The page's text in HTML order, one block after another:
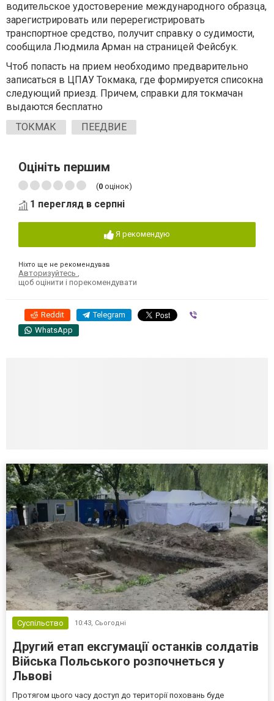
водительское удостоверение международного образца,
зарегистрировать или перерегистрировать
транспортное средство, получит справку о судимости,
сообщила Людмила Арман на страницей Фейсбук.
Чтоб попасть на прием необходимо предварительно
записаться в ЦПАУ Токмака, где формируется списокна
следующий приезд. Причем, справки для токмачан
выдаются бесплатно
ТОКМАК
ПЕЕДВИЕ
Оцініть першим
(0 оцінок)
1 перегляд в серпні
Я рекомендую
Ніхто ще не рекомендував
Авторизуйтесь
щоб оцінити і порекомендувати
Reddit Telegram
WhatsApp
Суспільство 10:43, Сьогодні
Другий етап ексгумації останків солдатів
Війська Польського розпочнеться у
Львові
Протягом цього часу доступ до території поховань буде